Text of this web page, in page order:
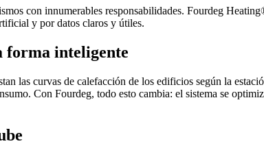
con innumerables responsabilidades. Fourdeg
y por datos claros y útiles.
inteligente
las curvas de calefacción de los edificios según la
Con Fourdeg, todo esto cambia: el sistema se